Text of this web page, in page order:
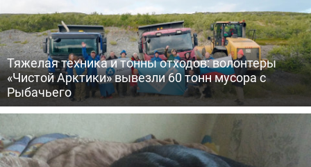
Тяжелая техника и тонны отходов: волонтеры
«Чистой Арктики» вывезли 60 тонн мусора с
Рыбачьего